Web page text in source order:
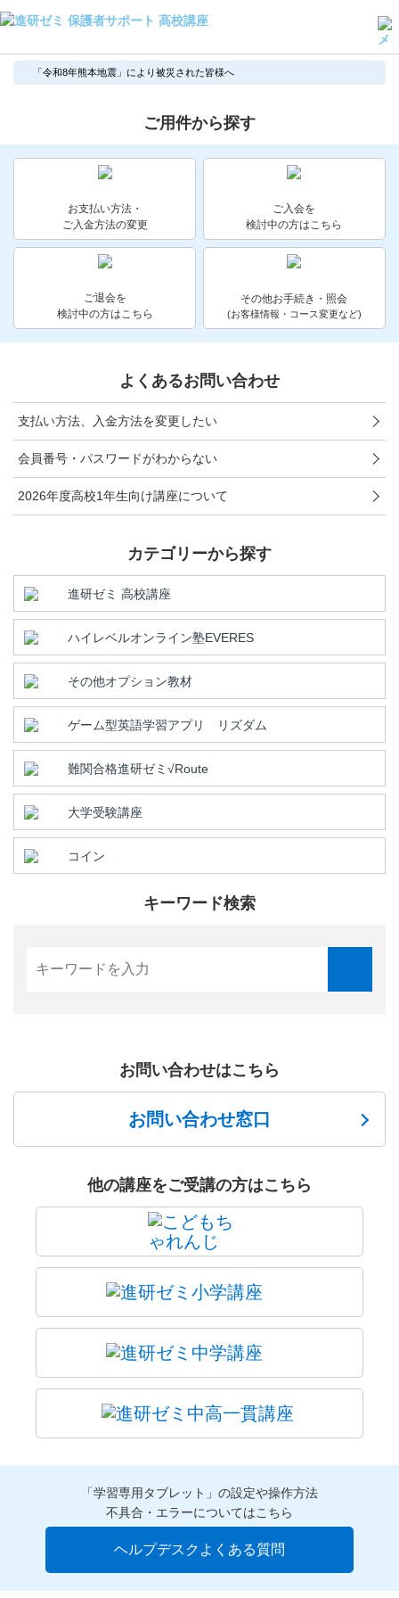
よくある質問・手続き
保護者サポート高校講座トップ
会員ページへログイン
よくある質問・お問い合わせ
お問い合わせ窓口
他の講座のよくある質問・手続きはこちら
こどもちゃれんじ
進研ゼミ 小学講座
進研ゼミ 中学講座
進研ゼミ高校講座のご紹介はこちら
会員サイトはこちら
「令和8年熊本地震」により被災された皆様へ
ご用件から探す
お支払い方法・
ご入金方法の変更
ご入会を
検討中の方はこちら
ご退会を
検討中の方はこちら
その他お手続き・照会
(お客様情報・コース変更など)
よくあるお問い合わせ
支払い方法、入金方法を変更したい
会員番号・パスワードがわからない
2026年度高校1年生向け講座について
カテゴリーから探す
進研ゼミ 高校講座
ハイレベルオンライン塾EVERES
その他オプション教材
ゲーム型英語学習アプリ リズダム
難関合格進研ゼミ√Route
大学受験講座
コイン
キーワード検索
お問い合わせはこちら
お問い合わせ窓口
他の講座をご受講の方はこちら
「学習専用タブレット」の設定や操作方法
不具合・エラーについてはこちら
ヘルプデスクよくある質問